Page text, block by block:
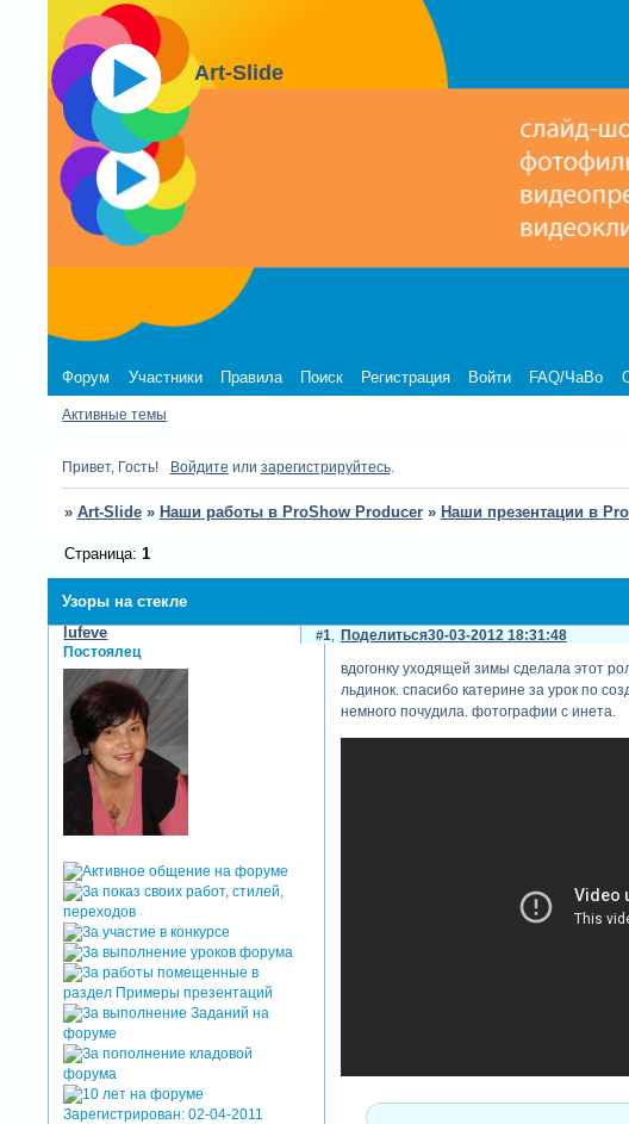
Art-Slide
Форум Участники Правила Поиск Регистрация Войти FAQ/ЧаВо
Активные темы
Привет, Гость! Войдите или зарегистрируйтесь.
» Art-Slide » Наши работы в ProShow Producer » Наши презентации в
Узоры на стекле
Страница: 1
Поделиться
1 30-03-2012 18:31:48
lufeve
Постоялец
Зарегистрирован: 02-04-2011
вдогонку уходящей зимы сделала этот
льдинок. спасибо катерине за урок по
немного почудила. фотографии с инета.